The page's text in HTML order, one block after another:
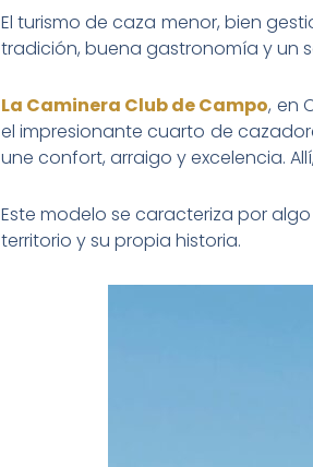
El turismo de caza menor, bien
tradición, buena gastronomía y un
La Caminera Club de Campo, en
el impresionante cuarto de
une confort, arraigo y excelencia.
Este modelo se caracteriza por
territorio y su propia historia.